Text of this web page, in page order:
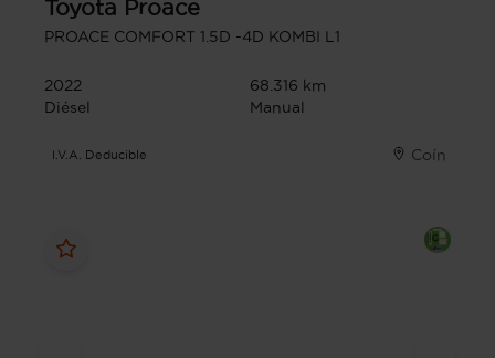
Toyota Proace
PROACE COMFORT 1.5D -4D KOMBI L1
2022
68.316 km
Diésel
Manual
I.V.A. Deducible Coín